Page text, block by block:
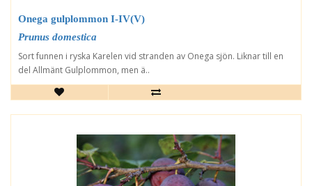
Onega gulplommon I-IV(V)
Prunus domestica
Sort funnen i ryska Karelen vid stranden av Onega sjön. Liknar till en
del Allmänt Gulplommon, men ä..